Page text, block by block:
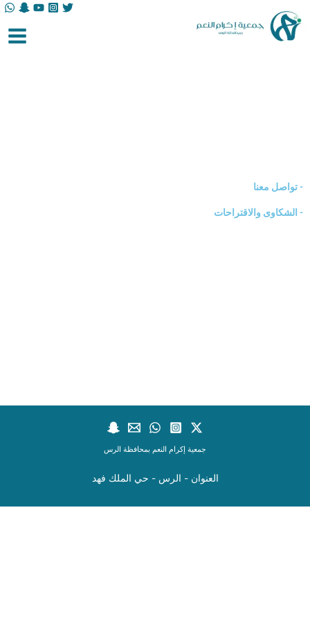
إلى
المحتوى
- تواصل معنا
- الشكاوى والاقتراحات
جمعية إكرام النعم بمحافظة الرس
العنوان - الرس - حي الملك فهد